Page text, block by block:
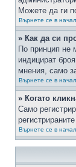
Можете да ги
Върнете се в
» Как да си
По принцип не
индицират
мнения, само
Върнете се в
» Когато
Само
Върнете се в